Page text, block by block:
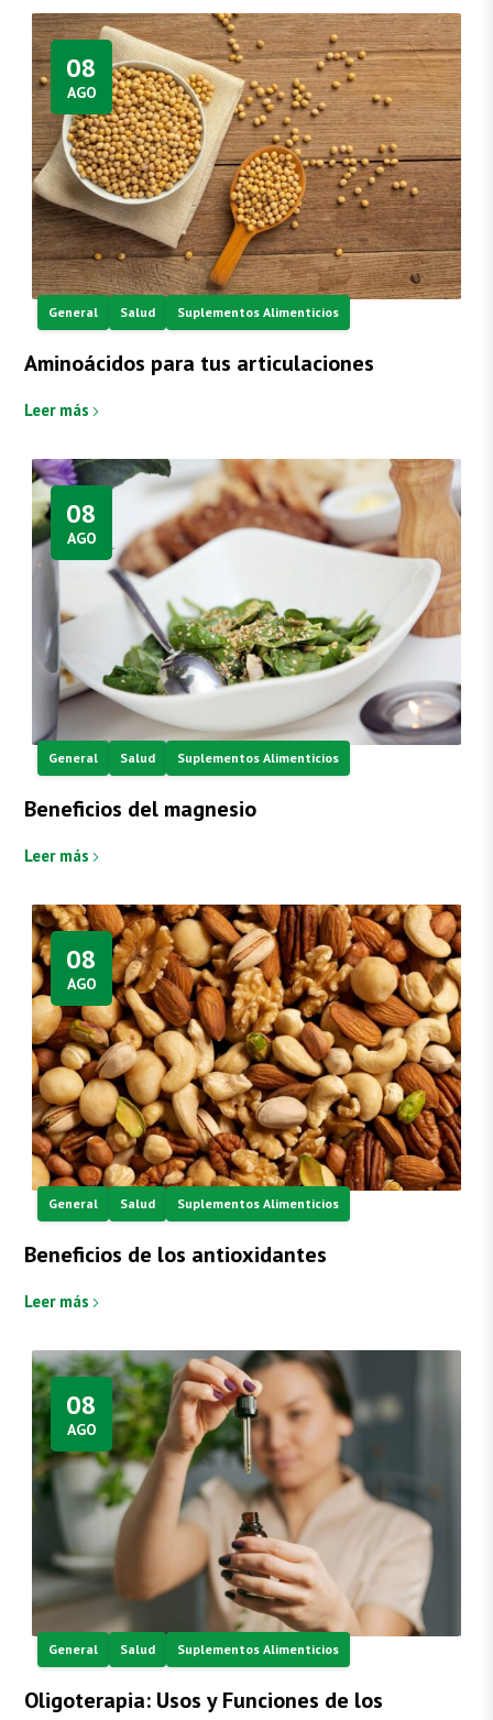
08
AGO
General Salud Suplementos Alimenticios
Aminoácidos para tus articulaciones
Leer más
08
AGO
General Salud Suplementos Alimenticios
Beneficios del magnesio
Leer más
08
AGO
General Salud Suplementos Alimenticios
Beneficios de los antioxidantes
Leer más
08
AGO
General Salud Suplementos Alimenticios
Oligoterapia: Usos y Funciones de los